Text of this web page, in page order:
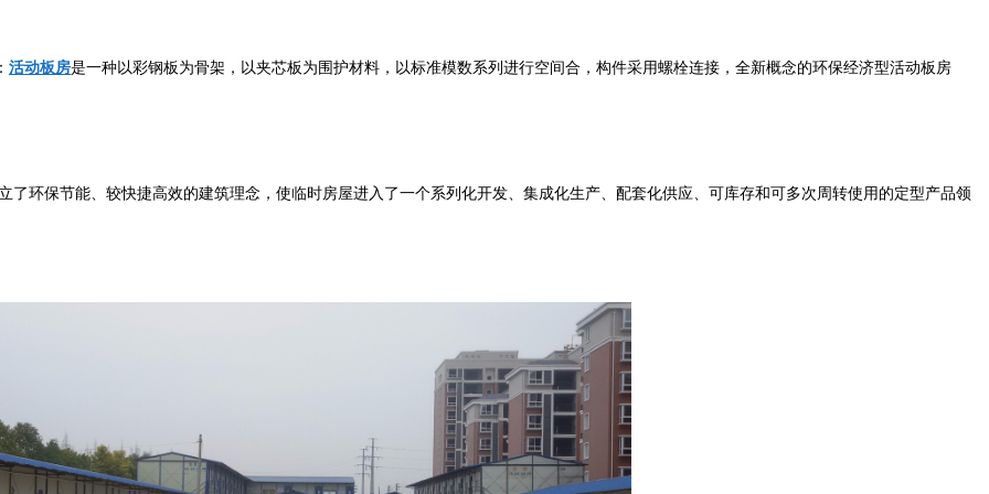
活动板房是一种以彩钢板为骨架，以夹芯板为围护材料，以标准模数系列进行空间合，构件采用螺栓连接，全新概念的环保经济型活动板房
环保节能、较快捷高效的建筑理念，使临时房屋进入了一个系列化开发、集成化生产、配套化供应、可库存和可多次周转使用的定型产品领